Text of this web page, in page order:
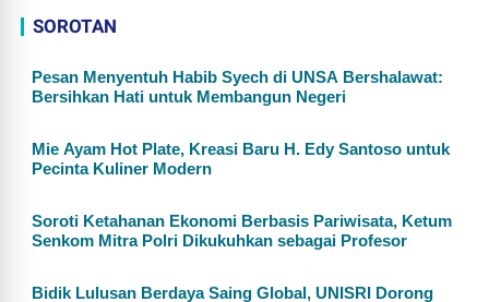
SOROTAN
Pesan Menyentuh Habib Syech di UNSA Bershalawat:
Bersihkan Hati untuk Membangun Negeri
Mie Ayam Hot Plate, Kreasi Baru H. Edy Santoso untuk
Pecinta Kuliner Modern
Soroti Ketahanan Ekonomi Berbasis Pariwisata, Ketum
Senkom Mitra Polri Dikukuhkan sebagai Profesor
Bidik Lulusan Berdaya Saing Global, UNISRI Dorong